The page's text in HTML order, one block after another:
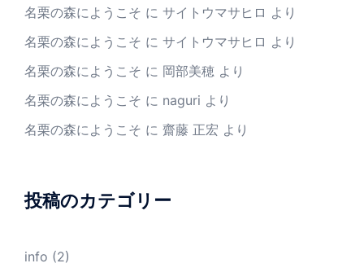
名栗の森にようこそ に サイトウマサヒロ より
名栗の森にようこそ に サイトウマサヒロ より
名栗の森にようこそ に 岡部美穂 より
名栗の森にようこそ に naguri より
名栗の森にようこそ に 齋藤 正宏 より
投稿のカテゴリー
info (2)